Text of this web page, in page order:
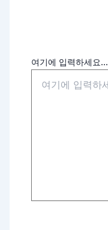
여기에 입력하세요...